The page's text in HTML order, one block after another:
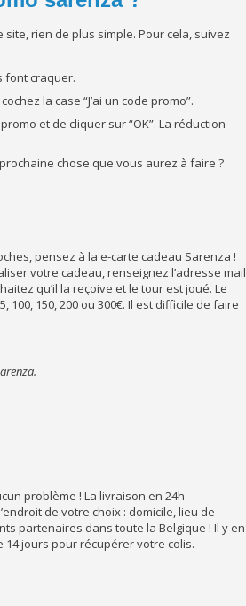
rien de plus simple. Pour cela, suivez
font craquer.
la case “J’ai un code promo”.
et de cliquer sur “OK”. La réduction
chose que vous aurez à faire ?
pensez à la e-carte cadeau Sarenza !
votre cadeau, renseignez l’adresse mail
qu’il la reçoive et le tour est joué. Le
150, 200 ou 300€. Il est difficile de faire
problème ! La livraison en 24h
de votre choix : domicile, lieu de
partenaires dans toute la Belgique ! Il y en
jours pour récupérer votre colis.